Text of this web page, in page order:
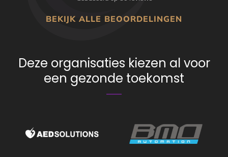
BEKIJK ALLE BEOORDELINGEN
Deze organisaties kiezen al voor
een gezonde toekomst